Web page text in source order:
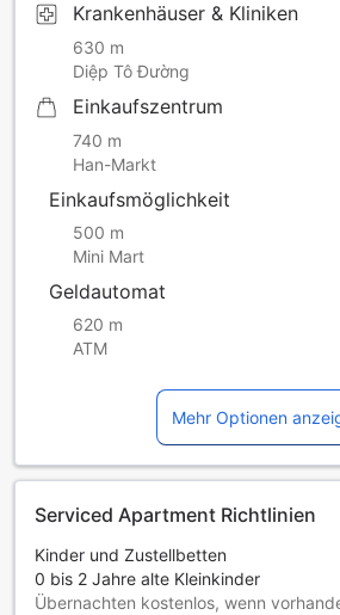
Krankenhäuser & Kliniken
630 m
Diệp Tô Đường
Einkaufszentrum
740 m
Han-Markt
Einkaufsmöglichkeit
500 m
Mini Mart
Geldautomat
620 m
ATM
Mehr Optionen
Serviced Apartment Richtlinien
Kinder und Zustellbetten
0 bis 2 Jahre alte Kleinkinder
Übernachten kostenlos, wenn